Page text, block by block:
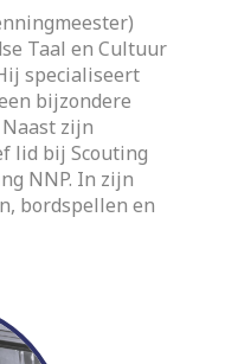
Taal en Cultuur
specialiseert
bijzondere
zijn
lid bij Scouting
NNP. In zijn
bordspellen en